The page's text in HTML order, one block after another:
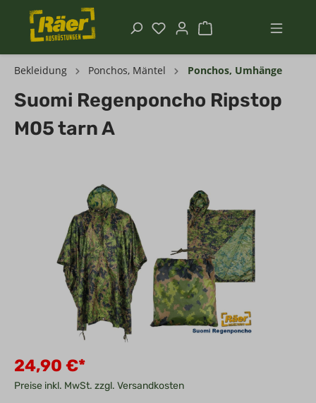
Bekleidung Ponchos, Mäntel Ponchos, Umhänge
Suomi Regenponcho Ripstop
M05 tarn A
24,90 €*
Preise inkl. MwSt. zzgl. Versandkosten